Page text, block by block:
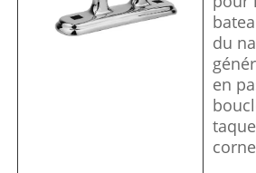
du
en